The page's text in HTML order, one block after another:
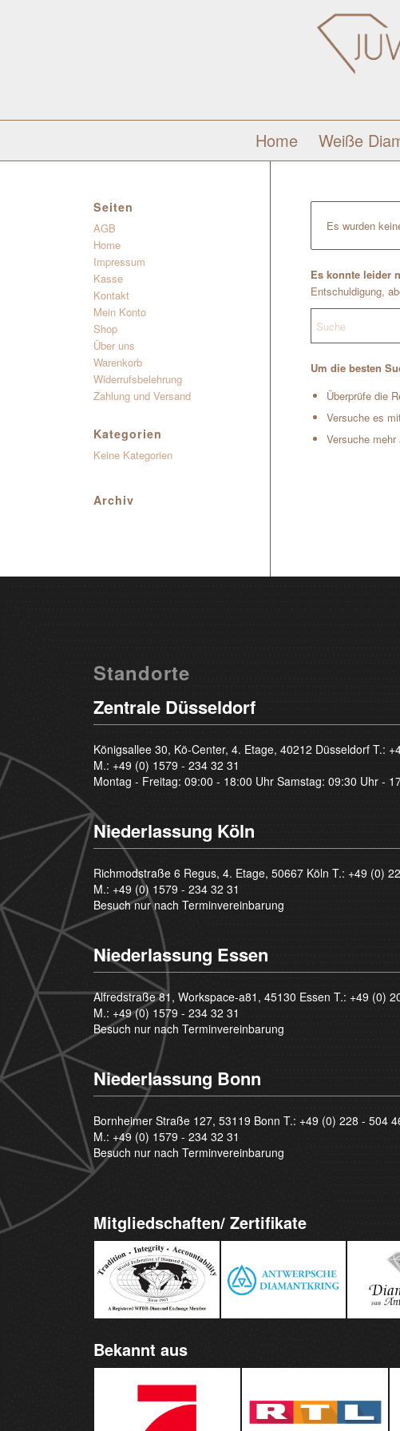
Home Weiße
Es wurden
Es konnte leider
Entschuldigung,
Um die besten
Überprüfe die
Versuche es
Versuche
Seiten
AGB
Home
Impressum
Kasse
Kontakt
Mein Konto
Shop
Über uns
Warenkorb
Widerrufsbelehrung
Zahlung und Versand
Kategorien
Keine Kategorien
Archiv
Standorte
Zentrale Düsseldorf
Königsallee 30, Kö-Center, 4. Etage, 40212 Düsseldorf T.:
M.: +49 (0) 1579 - 234 32 31
Montag - Freitag: 09:00 - 18:00 Uhr Samstag: 09:30 Uhr -
Niederlassung Köln
Richmodstraße 6 Regus, 4. Etage, 50667 Köln T.: +49 (0)
M.: +49 (0) 1579 - 234 32 31
Besuch nur nach Terminvereinbarung
Niederlassung Essen
Alfredstraße 81, Workspace-a81, 45130 Essen T.: +49 (0)
M.: +49 (0) 1579 - 234 32 31
Besuch nur nach Terminvereinbarung
Niederlassung Bonn
Bornheimer Straße 127, 53119 Bonn T.: +49 (0) 228 - 504
M.: +49 (0) 1579 - 234 32 31
Besuch nur nach Terminvereinbarung
Mitgliedschaften/ Zertifikate
Bekannt aus